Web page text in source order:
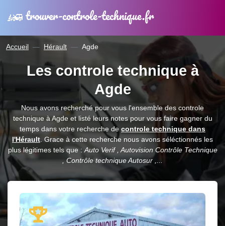
trouver-controle-technique.fr
Accueil Hérault Agde
Les controle technique à
Agde
Nous avons recherché pour vous l'ensemble des controle
technique à Agde et listé leurs notes pour vous faire gagner du
temps dans votre recherche de controle technique dans
l'Hérault . Grace à cette recherche nous avons séléctionnés les
plus légitimes tels que : Auto Verif , Autovision Contrôle Technique
, Contrôle technique Autosur ,...